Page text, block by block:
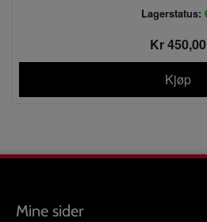
Lagerstatus:
Kr 450,00
Kjøp
Mine sider